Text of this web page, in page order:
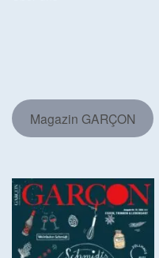
Magazin GARÇON